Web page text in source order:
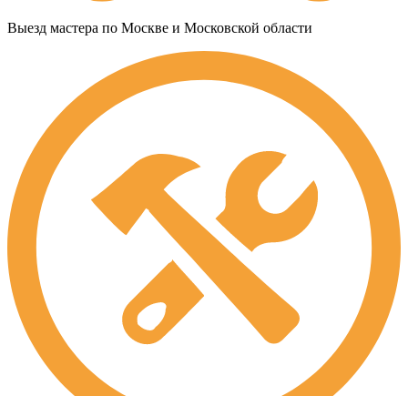
Выезд мастера по Москве и Московской области